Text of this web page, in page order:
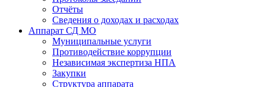
Отчёты
Сведения о доходах и расходах
Аппарат СД МО
Муниципальные услуги
Противодействие коррупции
Независимая экспертиза НПА
Закупки
Структура аппарата